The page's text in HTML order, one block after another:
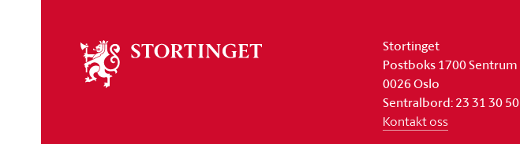
stortinget
Stortinget
Postboks 1700 Sentrum
0026 Oslo
Sentralbord: 23 31 30 50
Kontakt oss